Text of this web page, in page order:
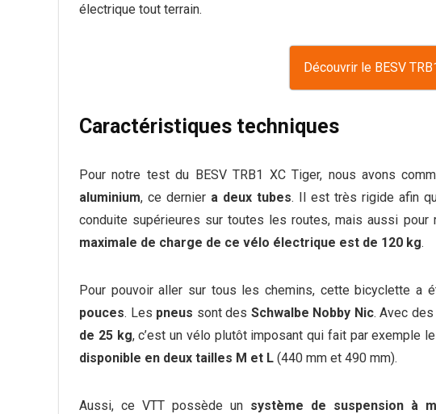
électrique tout terrain.
Découvrir le BESV
Caractéristiques techniques
Pour notre test du BESV TRB1 XC Tiger, nous avons
aluminium, ce dernier a deux tubes. Il est très rigide afin
conduite supérieures sur toutes les routes, mais aussi pour
maximale de charge de ce vélo électrique est de 120 kg.
Pour pouvoir aller sur tous les chemins, cette bicyclette a
pouces. Les pneus sont des Schwalbe Nobby Nic. Avec
de 25 kg, c’est un vélo plutôt imposant qui fait par exemple
disponible en deux tailles M et L (440 mm et 490 mm).
Aussi, ce VTT possède un système de suspension à